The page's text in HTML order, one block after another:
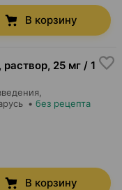
В корзину
, 25 мг / 1
• без рецепта
В корзину